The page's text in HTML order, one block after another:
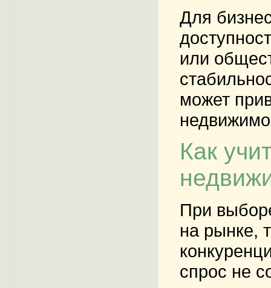
Для
или
может
Как
При
на рынке,
спрос не